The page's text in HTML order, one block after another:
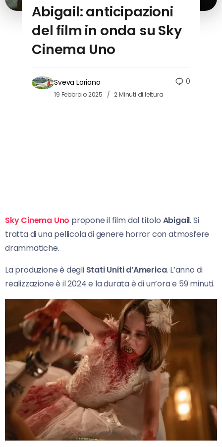
Abigail: anticipazioni
del film in onda su Sky
Cinema Uno
Sveva Loriano
19 Febbraio 2025 2 Minuti di lettura
0
Sky Cinema Uno propone il film dal titolo Abigail. Si
tratta di una pellicola di genere horror con atmosfere
drammatiche.
La produzione è degli Stati Uniti d’America. L’anno di
realizzazione è il 2024 e la durata è di un’ora e 59 minuti.